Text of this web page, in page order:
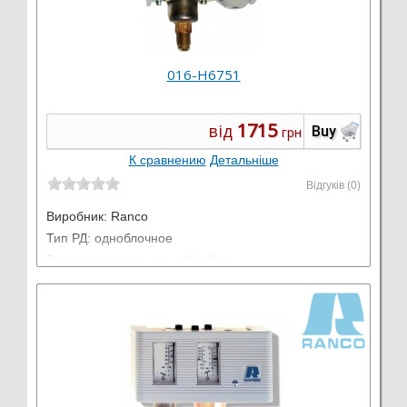
016-H6751
Buy
від 1715 грн
К сравнению Детальніше
Відгуків (0)
Виробник: Ranco
Тип РД: одноблочное
Применение: высокое давление